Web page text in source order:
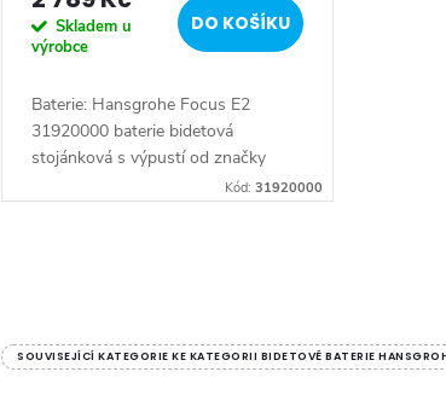
k
Skladem u
výrobce
DO KOŠÍKU
Baterie: Hansgrohe Focus E2
31920000 baterie bidetová
stojánková s výpustí od značky
Hansgrohe. Série: Focus E2. Typ
Kód:31920000
vSOUVISEJÍCÍ KATEGORIE KE KATEGORII BIDETOVÉ BATERIE